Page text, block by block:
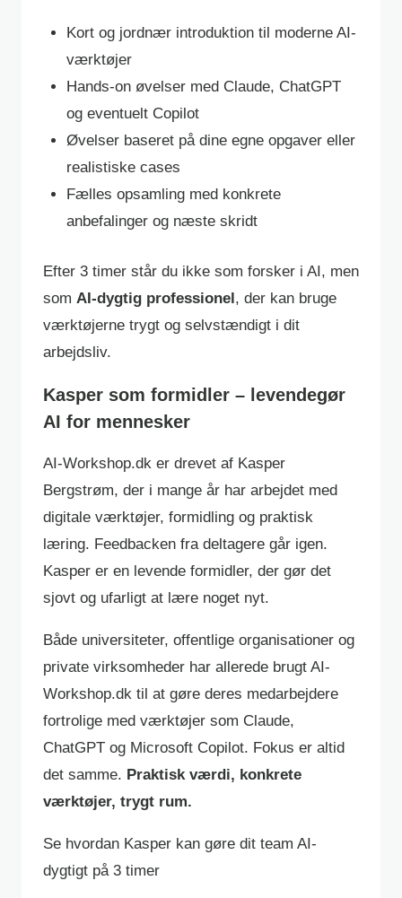
Kort og jordnær introduktion til moderne AI-
værktøjer
Hands-on øvelser med Claude, ChatGPT
og eventuelt Copilot
Øvelser baseret på dine egne opgaver eller
realistiske cases
Fælles opsamling med konkrete
anbefalinger og næste skridt
Efter 3 timer står du ikke som forsker i AI, men
som AI-dygtig professionel, der kan bruge
værktøjerne trygt og selvstændigt i dit
arbejdsliv.
Kasper som formidler – levendegør
AI for mennesker
AI-Workshop.dk er drevet af Kasper
Bergstrøm, der i mange år har arbejdet med
digitale værktøjer, formidling og praktisk
læring. Feedbacken fra deltagere går igen.
Kasper er en levende formidler, der gør det
sjovt og ufarligt at lære noget nyt.
Både universiteter, offentlige organisationer og
private virksomheder har allerede brugt AI-
Workshop.dk til at gøre deres medarbejdere
fortrolige med værktøjer som Claude,
ChatGPT og Microsoft Copilot. Fokus er altid
det samme. Praktisk værdi, konkrete
værktøjer, trygt rum.
Se hvordan Kasper kan gøre dit team AI-
dygtigt på 3 timer